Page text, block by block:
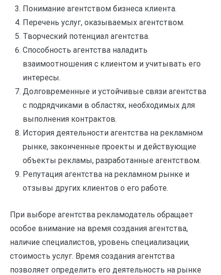
Понимание агентством бизнеса клиента.
Перечень услуг, оказываемых агентством.
Творческий потенциал агентства.
Способность агентства наладить
взаимоотношения с клиентом и учитывать его
интересы.
Долговременные и устойчивые связи агентства
с подрядчиками в областях, необходимых для
выполнения контрактов.
История деятельности агентства на рекламном
рынке, законченные проекты и действующие
объекты рекламы, разработанные агентством.
Репутация агентства на рекламном рынке и
отзывы других клиентов о его работе.
При выборе агентства рекламодатель обращает
особое внимание на время создания агентства,
наличие специалистов, уровень специализации,
стоимость услуг. Время создания агентства
позволяет определить его деятельность на рынке